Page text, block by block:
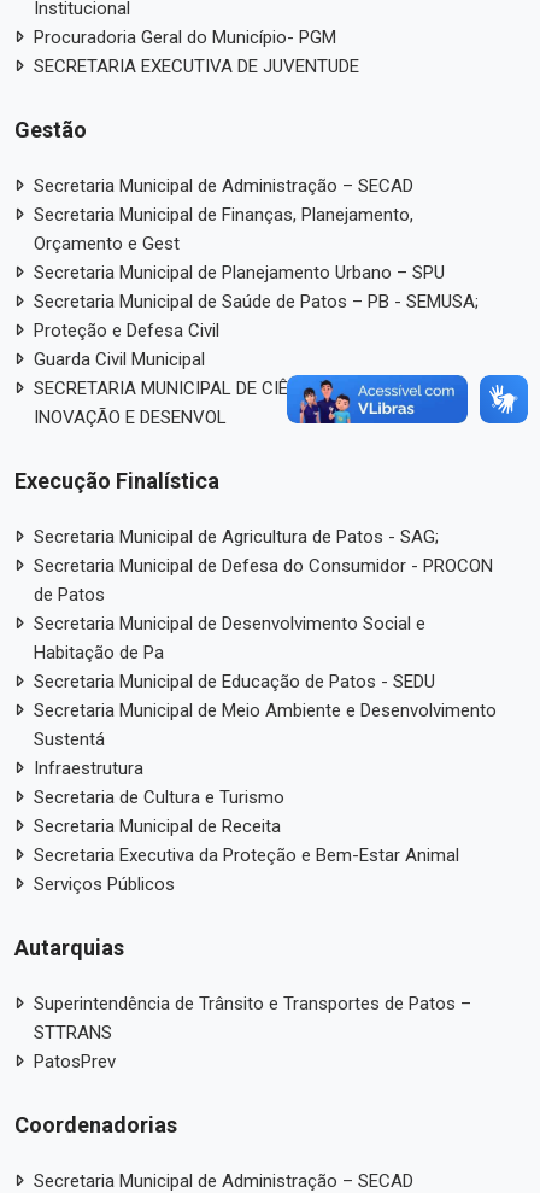
Institucional
Procuradoria Geral do Município- PGM
SECRETARIA EXECUTIVA DE JUVENTUDE
Gestão
Secretaria Municipal de Administração – SECAD
Secretaria Municipal de Finanças, Planejamento,
Orçamento e Gest
Secretaria Municipal de Planejamento Urbano – SPU
Secretaria Municipal de Saúde de Patos – PB - SEMUSA;
Proteção e Defesa Civil
Guarda Civil Municipal
SECRETARIA MUNICIPAL DE CIÊNCIA, TECNOLOGIA,
INOVAÇÃO E DESENVOL
Execução Finalística
Secretaria Municipal de Agricultura de Patos - SAG;
Secretaria Municipal de Defesa do Consumidor - PROCON
de Patos
Secretaria Municipal de Desenvolvimento Social e
Habitação de Pa
Secretaria Municipal de Educação de Patos - SEDU
Secretaria Municipal de Meio Ambiente e Desenvolvimento
Sustentá
Infraestrutura
Secretaria de Cultura e Turismo
Secretaria Municipal de Receita
Secretaria Executiva da Proteção e Bem-Estar Animal
Serviços Públicos
Autarquias
Superintendência de Trânsito e Transportes de Patos –
STTRANS
PatosPrev
Coordenadorias
Secretaria Municipal de Administração – SECAD